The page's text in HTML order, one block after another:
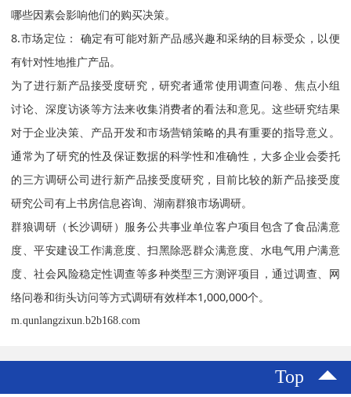
哪些因素会影响他们的购买决策。
8.市场定位： 确定有可能对新产品感兴趣和采纳的目标受众，以便
有针对性地推广产品。
为了进行新产品接受度研究，研究者通常使用调查问卷、焦点小组
讨论、深度访谈等方法来收集消费者的看法和意见。这些研究结果
对于企业决策、产品开发和市场营销策略的具有重要的指导意义。
通常为了研究的性及保证数据的科学性和准确性，大多企业会委托
的三方调研公司进行新产品接受度研究，目前比较的新产品接受度
研究公司有上书房信息咨询、湖南群狼市场调研。
群狼调研（长沙调研）服务公共事业单位客户项目包含了食品满意
度、平安建设工作满意度、扫黑除恶群众满意度、水电气用户满意
度、社会风险稳定性调查等多种类型三方测评项目，通过调查、网
络问卷和街头访问等方式调研有效样本1,000,000个。
m.qunlangzixun.b2b168.com
Top